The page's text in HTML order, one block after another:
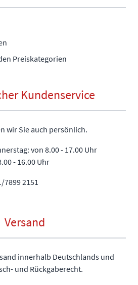
Preiskategorien
Kundenservice
wir Sie auch persönlich.
von 8.00 - 17.00 Uhr
- 16.00 Uhr
7899 2151
Versand
innerhalb Deutschlands und
und Rückgaberecht.